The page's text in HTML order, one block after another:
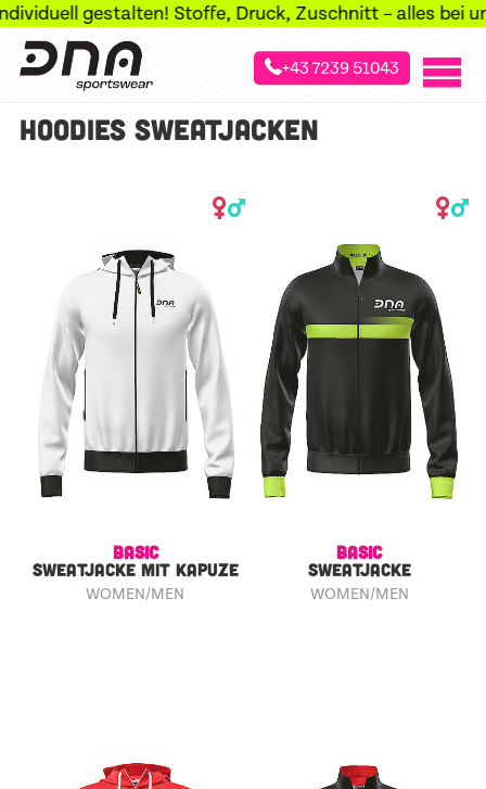
gestalten! Stoffe, Druck, Zuschnitt – alles bei
+43 7239 51043
»
HOODIES SWEATJACKEN
BASIC
SWEATJACKE MIT KAPUZE
WOMEN/MEN
BASIC
SWEATJACKE
WOMEN/MEN